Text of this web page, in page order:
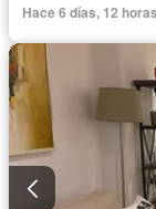
Seguridad
Hace 6 días, 12